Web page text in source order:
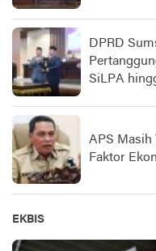
DPRD
SiLPA
APS Masih
Faktor
EKBIS